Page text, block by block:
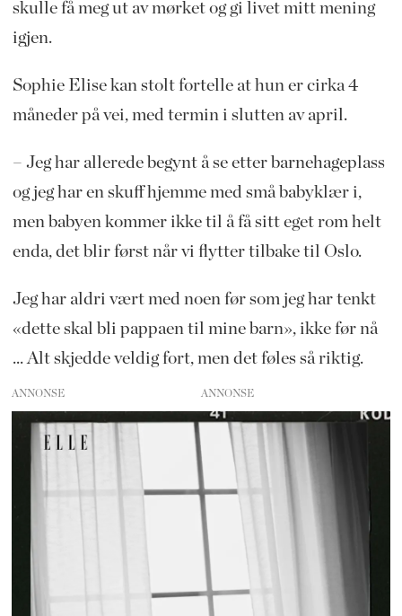
skulle få meg ut av mørket og gi livet mitt mening
igjen.
Sophie Elise kan stolt fortelle at hun er cirka 4
måneder på vei, med termin i slutten av april.
– Jeg har allerede begynt å se etter barnehageplass
og jeg har en skuff hjemme med små babyklær i,
men babyen kommer ikke til å få sitt eget rom helt
enda, det blir først når vi flytter tilbake til Oslo.
Jeg har aldri vært med noen før som jeg har tenkt
«dette skal bli pappaen til mine barn», ikke før nå
... Alt skjedde veldig fort, men det føles så riktig.
ANNONSE